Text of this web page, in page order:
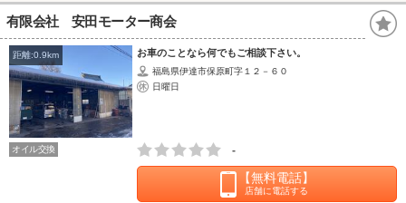
有限会社 安田モーター商会
距離:0.9km お車のことなら何でもご相談下さい。
福島県伊達市保原町字１２－６０
日曜日
オイル交換 -
【無料電話】
店舗に電話する